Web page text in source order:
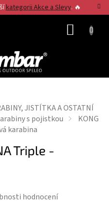
kategorii Akce a Slevy. 🔥
JISTÍTKA A OSTATNÍ
s pojistkou
KONG
karabina
Triple -
hodnocení